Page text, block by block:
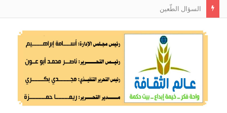
السؤال الطّعين